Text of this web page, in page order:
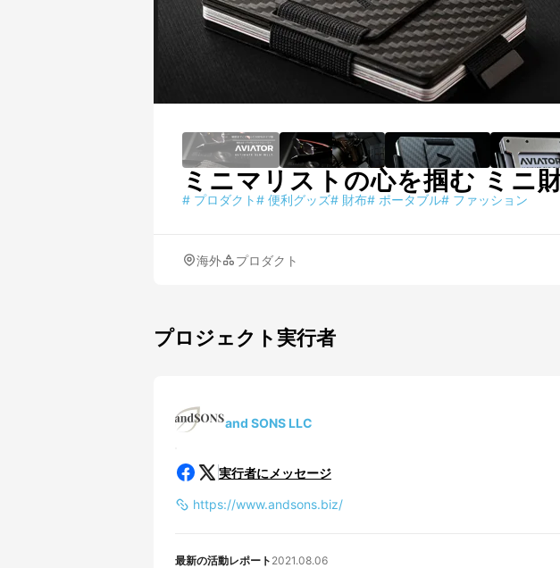
ミニマリストの心を掴む ミニ
# プロダクト# 便利グッズ# 財布# ポータブル# ファッション
海外 プロダクト
プロジェクト実行者
and SONS LLC
実行者にメッセージ
https://www.andsons.biz/
最新の活動レポート 2021.08.06